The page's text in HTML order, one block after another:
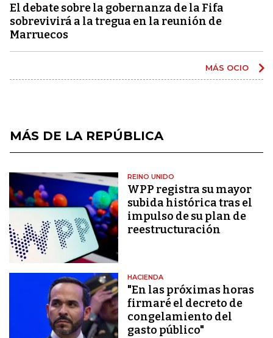
El debate sobre la gobernanza de la Fifa
sobrevivirá a la tregua en la reunión de
Marruecos
MÁS OCIO
MÁS DE LA REPÚBLICA
REINO UNIDO
WPP registra su mayor
subida histórica tras el
impulso de su plan de
reestructuración
HACIENDA
"En las próximas horas
firmaré el decreto de
congelamiento del
gasto público"